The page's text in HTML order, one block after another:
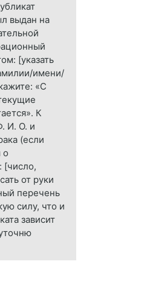
выдан на
[указать
имени/
«С
К
И. О. и
(если
о
[число,
от руки
перечень
силу, что и
зависит